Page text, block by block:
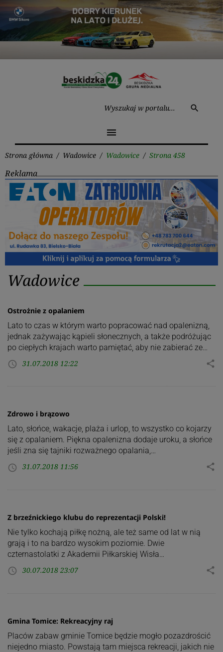
Przejdź
treści
search
menu
Strona główna / Wadowice / Wadowice / Strona 458
Reklama
Wadowice
Wadowice
Ostrożnie z opalaniem
Lato to czas w którym warto popracować nad opalenizną,
jednak zażywając kąpieli słonecznych, a także podróżując
po ciepłych krajach warto pamiętać, aby nie zabierać ze…
access_time 31.07.2018 12:22 share
Zdrowo i brązowo
Lato, słońce, wakacje, plaża i urlop, to wszystko co kojarzy
się z opalaniem. Piękna opalenizna dodaje uroku, a słońce
jeśli zna się tajniki rozważnego opalania,…
access_time 31.07.2018 11:56 share
Z brzeźnickiego klubu do reprezentacji Polski!
Nie tylko kochają piłkę nożną, ale też same od lat w nią
grają i to na bardzo wysokim poziomie. Dwie
czternastolatki z Akademii Piłkarskiej Wisła…
access_time 30.07.2018 23:07 share
Gmina Tomice: Rekreacyjny raj
Placów zabaw gminie Tomice będzie mogło pozazdrościć
niejedno miasto. Powstają tam miejsca rekreacji, jakich nie